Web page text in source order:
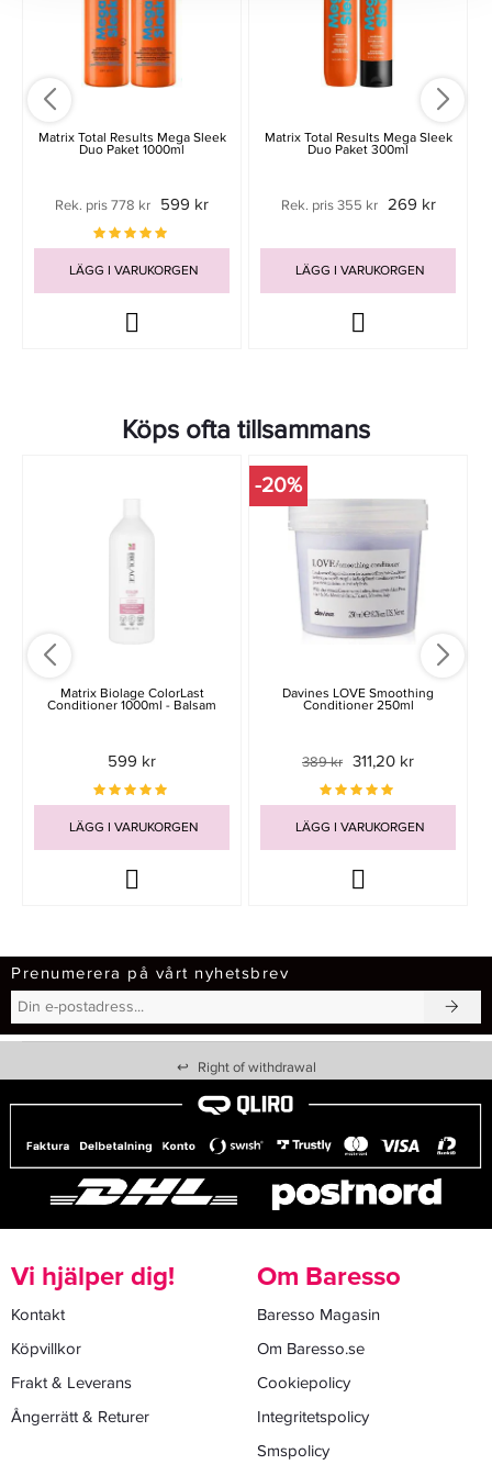
Matrix Total Results Mega Sleek
Duo Paket 1000ml
Rek. pris 778 kr 599 kr
LÄGG I VARUKORGEN
Matrix Total Results Mega Sleek
Duo Paket 300ml
Rek. pris 355 kr 269 kr
LÄGG I VARUKORGEN
Köps ofta tillsammans
Matrix Biolage ColorLast
Conditioner 1000ml - Balsam
599 kr
LÄGG I VARUKORGEN
-20%
Davines LOVE Smoothing
Conditioner 250ml
389 kr 311,20 kr
LÄGG I VARUKORGEN
Prenumerera på vårt nyhetsbrev
↩ Right of withdrawal
Vi hjälper dig!
Kontakt
Köpvillkor
Frakt & Leverans
Ångerrätt & Returer
Om Baresso
Baresso Magasin
Om Baresso.se
Cookiepolicy
Integritetspolicy
Smspolicy